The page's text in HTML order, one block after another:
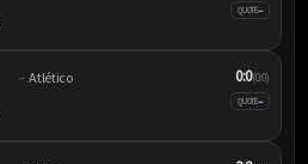
QUOTE–
– Atlético 0:0(0:0)
QUOTE–